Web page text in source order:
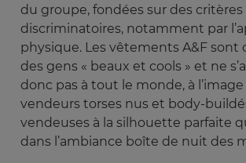
du groupe, fondées sur des critères
discriminatoires, notamment par
physique. Les vêtements A&F sont
des gens « beaux et cools » et ne
donc pas à tout le monde, à
vendeurs torses nus et body-
vendeuses à la silhouette parfaite
dans l’ambiance boîte de nuit des